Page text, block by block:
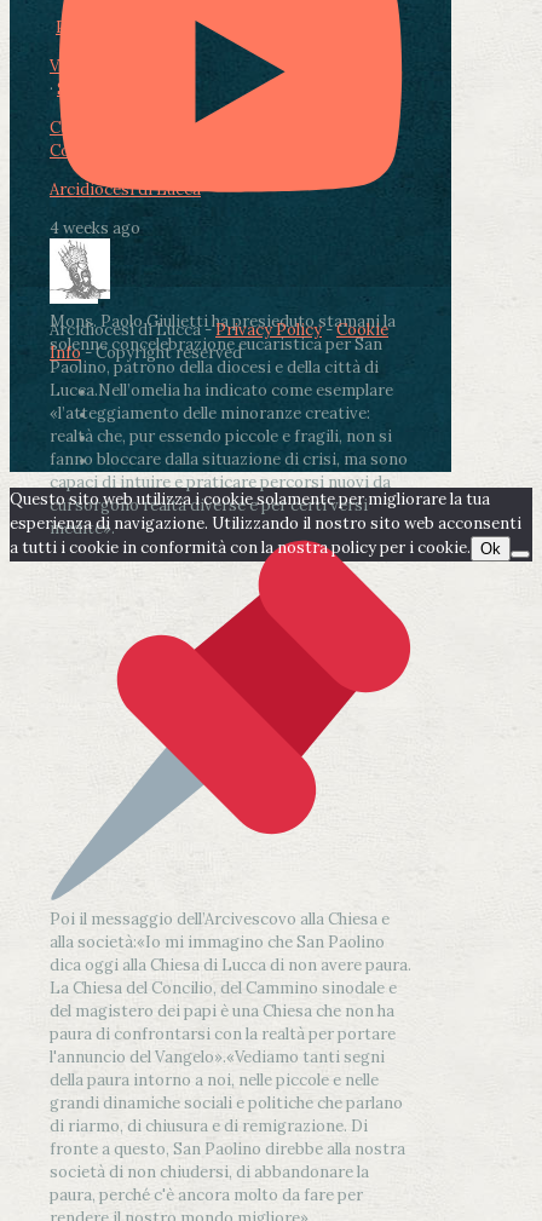
Photo
View on Facebook
· Share
Condividi su Facebook
Condividi su LinkedIn
Arcidiocesi di Lucca
4 weeks ago
Mons. Paolo Giulietti ha presieduto stamani la
solenne concelebrazione eucaristica per San
Paolino, patrono della diocesi e della città di
Lucca.Nell’omelia ha indicato come esemplare
«l’atteggiamento delle minoranze creative:
realtà che, pur essendo piccole e fragili, non si
fanno bloccare dalla situazione di crisi, ma sono
capaci di intuire e praticare percorsi nuovi da
cui sorgono realtà diverse e per certi versi
inedite».
Poi il messaggio dell’Arcivescovo alla Chiesa e
alla società:«Io mi immagino che San Paolino
dica oggi alla Chiesa di Lucca di non avere paura.
La Chiesa del Concilio, del Cammino sinodale e
del magistero dei papi è una Chiesa che non ha
paura di confrontarsi con la realtà per portare
l'annuncio del Vangelo».«Vediamo tanti segni
della paura intorno a noi, nelle piccole e nelle
grandi dinamiche sociali e politiche che parlano
di riarmo, di chiusura e di remigrazione. Di
fronte a questo, San Paolino direbbe alla nostra
società di non chiudersi, di abbandonare la
paura, perché c'è ancora molto da fare per
Arcidiocesi di Lucca -Privacy Policy-Cookie
Info- Copyright reserved
Questo sito web utilizza i cookie solamente per migliorare la tua
esperienza di navigazione. Utilizzando il nostro sito web acconsenti
a tutti i cookie in conformità con la nostra policy per i cookie. Ok